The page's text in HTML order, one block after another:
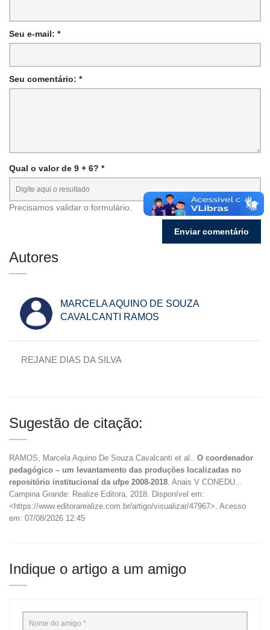
Seu e-mail: *
Seu comentário: *
Qual o valor de 9 + 6? *
Precisamos validar o formulário.
Autores
MARCELA AQUINO DE SOUZA
CAVALCANTI RAMOS
REJANE DIAS DA SILVA
Sugestão de citação:
RAMOS, Marcela Aquino De Souza Cavalcanti et al.. O coordenador
pedagógico – um levantamento das produções localizadas no
repositório institucional da ufpe 2008-2018 . Anais V CONEDU...
Campina Grande: Realize Editora, 2018. Disponível em:
<https://www.editorarealize.com.br/artigo/visualizar/47967>. Acesso
em: 07/08/2026 12:45
Indique o artigo a um amigo